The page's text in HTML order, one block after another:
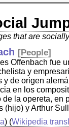
that are
[People]
Offenbach fue
y
y de origen
en los
de la opereta, en
(hijo) y Arthur
) (Wikipedia